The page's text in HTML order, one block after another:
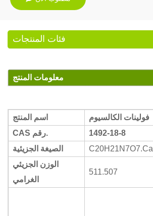
فئات المنتجات
معلومات المنتج
اسم المنتج
فولينات الكالسيوم
CAS رقم.
1492-18-8
الصيغة الجزيئية
C20H21N7O7.Ca
الوزن الجزيئي
الغرامي
511.507